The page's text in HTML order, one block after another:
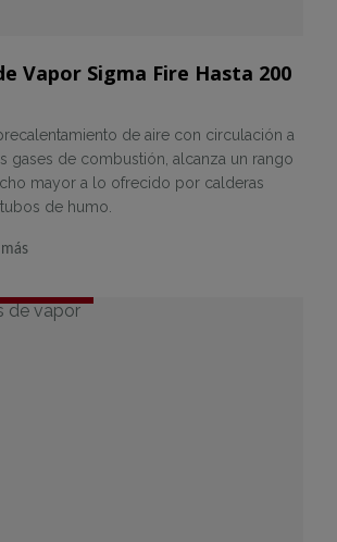
Vapor Sigma Fire Hasta 200
de aire con circulación a
gases de combustión, alcanza un rango
mayor a lo ofrecido por calderas
de humo.